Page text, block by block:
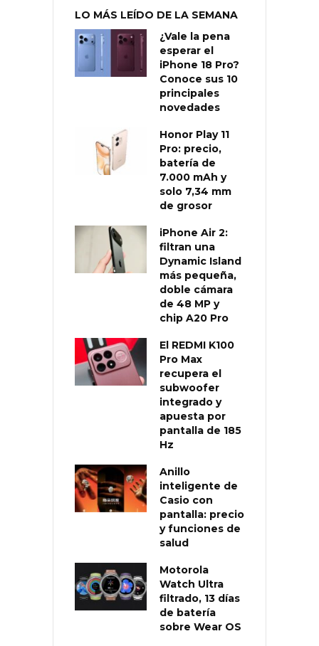
LO MÁS LEÍDO DE LA SEMANA
¿Vale la pena
esperar el
iPhone 18 Pro?
Conoce sus 10
principales
novedades
Honor Play 11
Pro: precio,
batería de
7.000 mAh y
solo 7,34 mm
de grosor
iPhone Air 2:
filtran una
Dynamic Island
más pequeña,
doble cámara
de 48 MP y
chip A20 Pro
El REDMI K100
Pro Max
recupera el
subwoofer
integrado y
apuesta por
pantalla de 185
Hz
Anillo
inteligente de
Casio con
pantalla: precio
y funciones de
salud
Motorola
Watch Ultra
filtrado, 13 días
de batería
sobre Wear OS